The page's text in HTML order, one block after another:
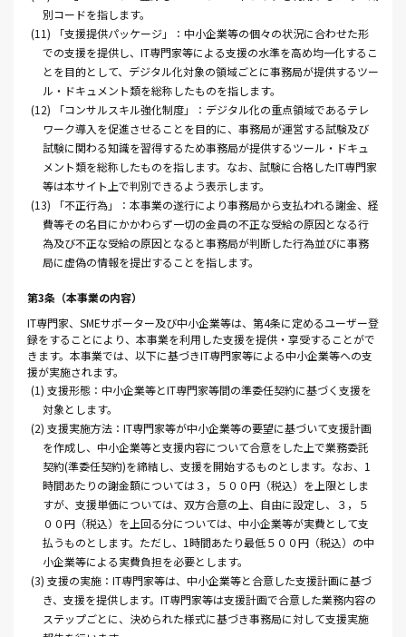
別コードを指します。
(11) 「支援提供パッケージ」：中小企業等の個々の状況に合わせた形
での支援を提供し、IT専門家等による支援の水準を高め均一化するこ
とを目的として、デジタル化対象の領域ごとに事務局が提供するツー
ル・ドキュメント類を総称したものを指します。
(12) 「コンサルスキル強化制度」：デジタル化の重点領域であるテレ
ワーク導入を促進させることを目的に、事務局が運営する試験及び
試験に関わる知識を習得するため事務局が提供するツール・ドキュ
メント類を総称したものを指します。なお、試験に合格したIT専門家
等は本サイト上で判別できるよう表示します。
(13) 「不正行為」：本事業の遂行により事務局から支払われる謝金、経
費等その名目にかかわらず一切の金員の不正な受給の原因となる行
為及び不正な受給の原因となると事務局が判断した行為並びに事務
局に虚偽の情報を提出することを指します。
第3条（本事業の内容）
IT専門家、SMEサポーター及び中小企業等は、第4条に定めるユーザー登
録をすることにより、本事業を利用した支援を提供・享受することがで
きます。本事業では、以下に基づきIT専門家等による中小企業等への支
援が実施されます。
(1) 支援形態：中小企業等とIT専門家等間の準委任契約に基づく支援を
対象とします。
(2) 支援実施方法：IT専門家等が中小企業等の要望に基づいて支援計画
を作成し、中小企業等と支援内容について合意をした上で業務委託
契約(準委任契約)を締結し、支援を開始するものとします。なお、1
時間あたりの謝金額については３，５００円（税込）を上限としま
すが、支援単価については、双方合意の上、自由に設定し、３，５
００円（税込）を上回る分については、中小企業等が実費として支
払うものとします。ただし、1時間あたり最低５００円（税込）の中
小企業等による実費負担を必要とします。
(3) 支援の実施：IT専門家等は、中小企業等と合意した支援計画に基づ
き、支援を提供します。IT専門家等は支援計画で合意した業務内容の
ステップごとに、決められた様式に基づき事務局に対して支援実施